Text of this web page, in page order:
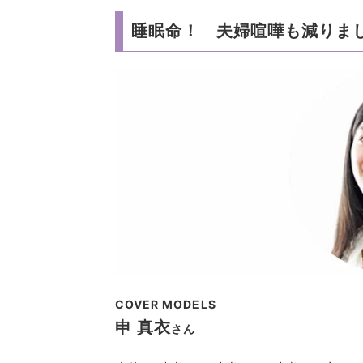
睡眠命！ 夫婦喧嘩も減りま
COVER MODELS
申 真衣さん